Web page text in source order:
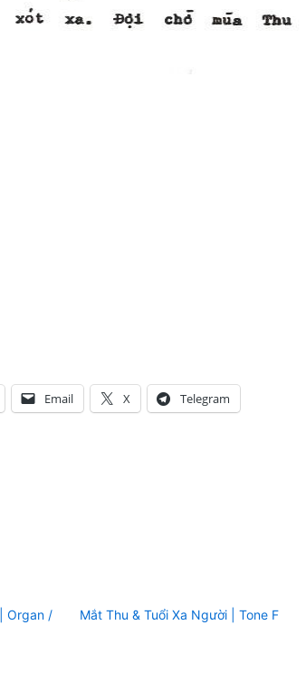
Email X Telegram
Organ /
Mắt Thu & Tuổi Xa Người | Tone F